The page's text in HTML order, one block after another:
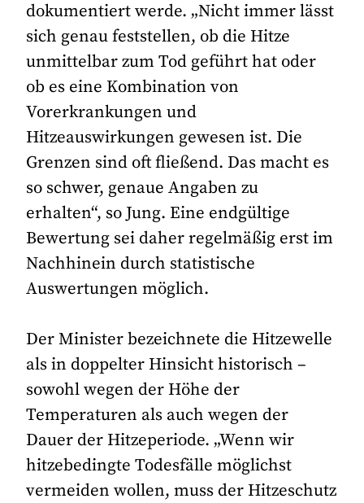
dokumentiert werde. „Nicht immer lässt
sich genau feststellen, ob die Hitze
unmittelbar zum Tod geführt hat oder
ob es eine Kombination von
Vorerkrankungen und
Hitzeauswirkungen gewesen ist. Die
Grenzen sind oft fließend. Das macht es
so schwer, genaue Angaben zu
erhalten“, so Jung. Eine endgültige
Bewertung sei daher regelmäßig erst im
Nachhinein durch statistische
Auswertungen möglich.
Der Minister bezeichnete die Hitzewelle
als in doppelter Hinsicht historisch –
sowohl wegen der Höhe der
Temperaturen als auch wegen der
Dauer der Hitzeperiode. „Wenn wir
hitzebedingte Todesfälle möglichst
vermeiden wollen, muss der Hitzeschutz